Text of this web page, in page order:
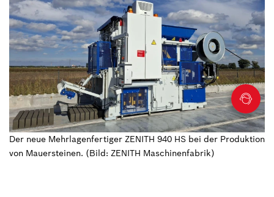
Der neue Mehrlagenfertiger ZENITH 940 HS bei der Produktion
von Mauersteinen. (Bild: ZENITH Maschinenfabrik)